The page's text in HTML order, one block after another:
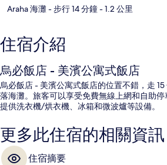
Araha 海灘- 步行 14 分鐘- 1.2 公里
住宿介紹
烏必飯店 - 美濱公寓式飯店
烏必飯店 - 美濱公寓式飯店的位置不錯，走
落海灘。旅客可以享受免費無線上網和自助
提供洗衣機/烘衣機、冰箱和微波爐等設備。
更多此住宿的相關資訊
住宿摘要